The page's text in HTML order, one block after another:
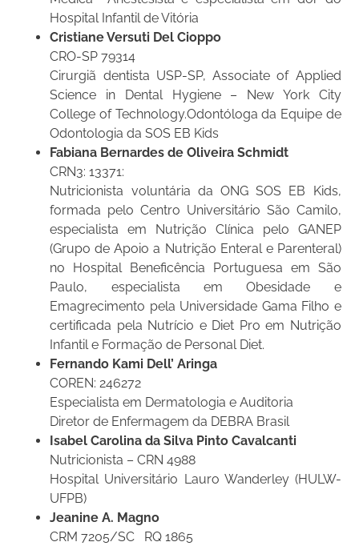
Hospital Infantil de Vitória
Cristiane Versuti Del Cioppo
CRO-SP 79314
Cirurgiã dentista USP-SP, Associate of Applied
Science in Dental Hygiene – New York City
College of Technology.Odontóloga da Equipe de
Odontologia da SOS EB Kids
Fabiana Bernardes de Oliveira Schmidt
CRN3: 13371:
Nutricionista voluntária da ONG SOS EB Kids,
formada pelo Centro Universitário São Camilo,
especialista em Nutrição Clínica pelo GANEP
(Grupo de Apoio a Nutrição Enteral e Parenteral)
no Hospital Beneficência Portuguesa em São
Paulo, especialista em Obesidade e
Emagrecimento pela Universidade Gama Filho e
certificada pela Nutrício e Diet Pro em Nutrição
Infantil e Formação de Personal Diet.
Fernando Kami Dell’ Aringa
COREN: 246272
Especialista em Dermatologia e Auditoria
Diretor de Enfermagem da DEBRA Brasil
Isabel Carolina da Silva Pinto Cavalcanti
Nutricionista – CRN 4988
Hospital Universitário Lauro Wanderley (HULW-
UFPB)
Jeanine A. Magno
CRM 7205/SC RQ 1865